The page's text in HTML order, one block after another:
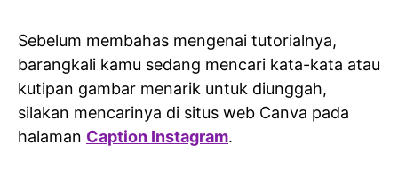
Sebelum membahas mengenai tutorialnya,
barangkali kamu sedang mencari kata-kata atau
kutipan gambar menarik untuk diunggah,
silakan mencarinya di situs web Canva pada
halaman Caption Instagram.